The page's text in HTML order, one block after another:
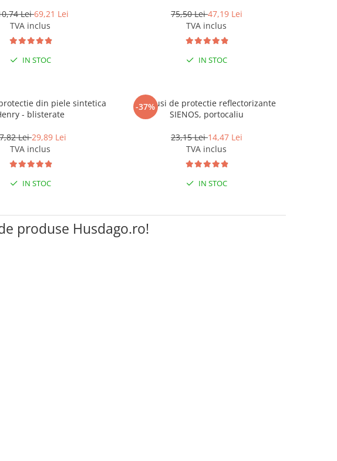
Lei69,21 Lei
TVA inclus
IN STOC
75,50 Lei47,19 Lei
TVA inclus
IN STOC
din piele sintetica
- blisterate
Lei29,89 Lei
TVA inclus
IN STOC
-37%
Manusi de protectie reflectorizante
SIENOS, portocaliu
23,15 Lei14,47 Lei
TVA inclus
IN STOC
produse Husdago.ro!